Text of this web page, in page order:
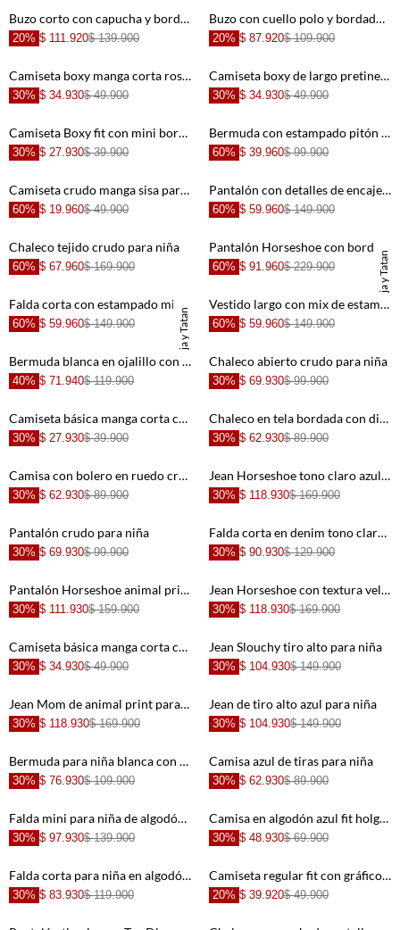
+ +
+ +
+ +
+ +
+
Buzo corto con capucha y bordado de fresa en color crudo para niña
20% $ 111.920$ 139.900
+
Buzo con cuello polo y bordado de cerezas en color crudo para niña
20% $ 87.920$ 109.900
+
Camiseta boxy manga corta rosada para niña
30% $ 34.930$ 49.900
+
Camiseta boxy de largo pretinero crudo para niña
30% $ 34.930$ 49.900
+
Camiseta Boxy fit con mini bordado crudo para niña
30% $ 27.930$ 39.900
+
Bermuda con estampado pitón naranja para niña
60% $ 39.960$ 99.900
+
Camiseta crudo manga sisa para niña
60% $ 19.960$ 49.900
+
Pantalón con detalles de encaje café para niña
60% $ 59.960$ 149.900
+
Chaleco tejido crudo para niña
60% $ 67.960$ 169.900 TNS x Maleja y Tatan
+
60% $ 91.960$ 229.900
TNS x Maleja y Tatan
60% $ 59.960$ 149.900
+
Vestido largo con mix de estampados para niña
60% $ 59.960$ 149.900
+
Bermuda blanca en ojalillo con boleros para niña
40% $ 71.940$ 119.900
+
Chaleco abierto crudo para niña
30% $ 69.930$ 99.900
+
Camiseta básica manga corta crudo para niña con diseño limpio
30% $ 27.930$ 39.900
+
Chaleco en tela bordada con diseño de flores para niña
30% $ 62.930$ 89.900
+
Camisa con bolero en ruedo crudo para niña
30% $ 62.930$ 89.900
+
Jean Horseshoe tono claro azul para niña
30% $ 118.930$ 169.900
+
Pantalón crudo para niña
30% $ 69.930$ 99.900
Falda corta en denim tono claro azul para niña
30% $ 90.930$ 129.900
+
Pantalón Horseshoe animal print para niña
30% $ 111.930$ 159.900
+
Jean Horseshoe con textura velvet gris para niña
30% $ 118.930$ 169.900
+
Camiseta básica manga corta crudo para niña de silueta entallada
30% $ 34.930$ 49.900
+
Jean Slouchy tiro alto para niña
30% $ 104.930$ 149.900
Jean Mom de animal print para niña
30% $ 118.930$ 169.900
Jean de tiro alto azul para niña
30% $ 104.930$ 149.900
Bermuda para niña blanca con estrellas azules
30% $ 76.930$ 109.900
Camisa azul de tiras para niña
30% $ 62.930$ 89.900
Falda mini para niña de algodón azul lavado fit recto con cruce y botones metálicos
30% $ 97.930$ 139.900
Camisa en algodón azul fit holgado para niña
30% $ 48.930$ 69.900
Falda corta para niña en algodón azul fit acampanado con bajo globo
30% $ 83.930$ 119.900
Camiseta regular fit con gráfico de ballet en algodón rosa para niña
20% $ 39.920$ 49.900